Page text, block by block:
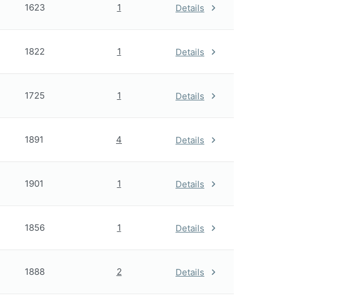
1623 1 Details
1822 1 Details
1725 1 Details
1891 4 Details
1901 1 Details
1856 1 Details
1888 2 Details